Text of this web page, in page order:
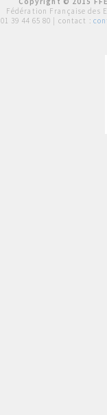
Fédération Française des
01 39 44 65 80 | contact :